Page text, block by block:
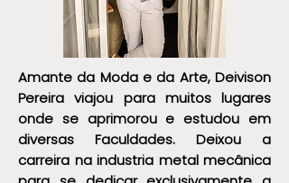
Amante da Moda e da Arte, Deivison
Pereira viajou para muitos lugares
onde se aprimorou e estudou em
diversas Faculdades. Deixou a
carreira na industria metal mecânica